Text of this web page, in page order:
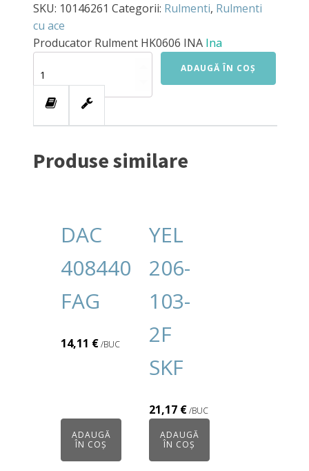
SKU: 10146261 Categorii: Rulmenti, Rulmenti
cu ace
Producator Rulment HK0606 INA Ina
Rulment
INA
ADAUGĂ ÎN COȘ
Produse similare
DAC
408440
FAG
14,11 €/BUC
ADAUGĂ
ÎN COȘ
YEL
206-
103-
2F
SKF
21,17 €/BUC
ADAUGĂ
ÎN COȘ